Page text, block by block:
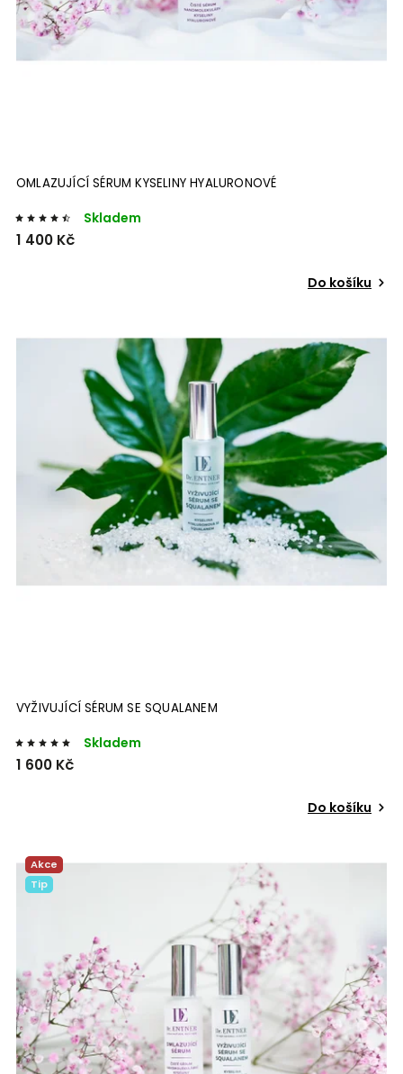
OMLAZUJÍCÍ SÉRUM KYSELINY HYALURONOVÉ
Skladem
1 400 Kč
Do košíku
VYŽIVUJÍCÍ SÉRUM SE SQUALANEM
Skladem
1 600 Kč
Do košíku
Akce
Tip